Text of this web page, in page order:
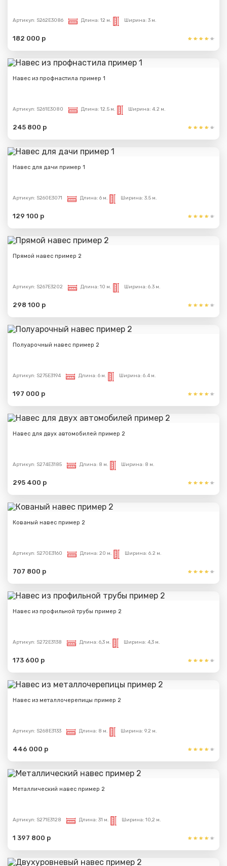
Артикул: S262E3086 Длина: 12 м. Ширина: 3 м.
182 000 р
Навес из профнастила пример 1
Артикул: S261E3080 Длина: 12.5 м. Ширина: 4.2 м.
245 800 р
Навес для дачи пример 1
Артикул: S260E3071 Длина: 6 м. Ширина: 3.5 м.
129 100 р
Прямой навес пример 2
Артикул: S267E3202 Длина: 10 м. Ширина: 6.3 м.
298 100 р
Полуарочный навес пример 2
Артикул: S275E3194 Длина: 6 м. Ширина: 6.4 м.
197 000 р
Навес для двух автомобилей пример 2
Артикул: S274E3185 Длина: 8 м. Ширина: 8 м.
295 400 р
Кованый навес пример 2
Артикул: S270E3160 Длина: 20 м. Ширина: 6.2 м.
707 800 р
Навес из профильной трубы пример 2
Артикул: S272E3138 Длина: 6,3 м. Ширина: 4,3 м.
173 600 р
Навес из металлочерепицы пример 2
Артикул: S268E3133 Длина: 8 м. Ширина: 9.2 м.
446 000 р
Металлический навес пример 2
Артикул: S271E3128 Длина: 31 м. Ширина: 10,2 м.
1 397 800 р
Сообщение успешно
Спасибо за обращение, наш специалист свяжется с
Вами.